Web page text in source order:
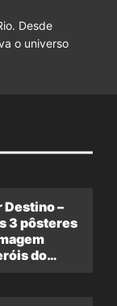
Desde
o universo
–
3 pôsteres
do